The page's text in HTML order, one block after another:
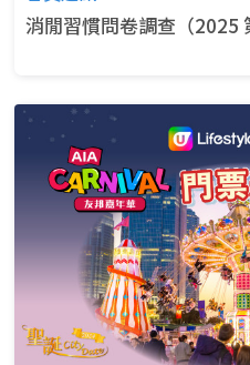
消閒習慣問卷調查（2025